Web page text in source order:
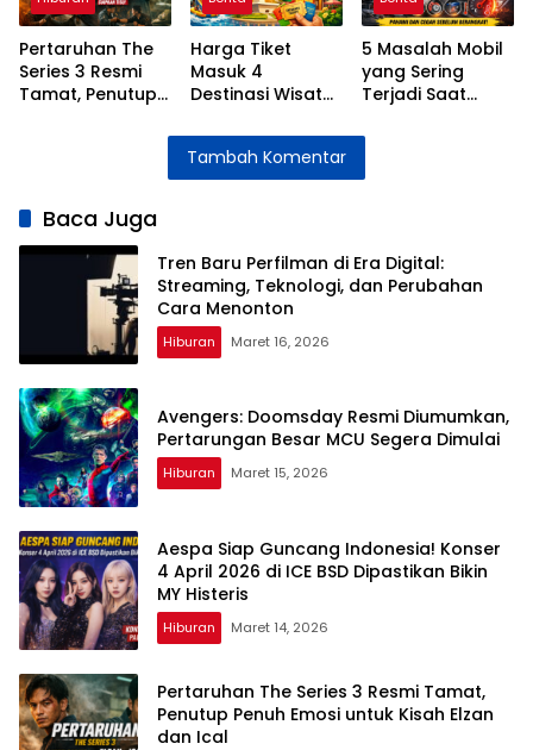
Pertaruhan The
Series 3 Resmi
Tamat, Penutup
Harga Tiket
Masuk 4
Destinasi Wisata
Libur Lebaran
2026
5 Masalah Mobil
yang Sering
Terjadi Saat
Lebaran dan
Mengatasinya
Tambah Komentar
Baca Juga
Tren Baru Perfilman di Era Digital:
Streaming, Teknologi, dan Perubahan
Cara Menonton
Hiburan Maret 16, 2026
Avengers: Doomsday Resmi Diumumkan,
Pertarungan Besar MCU Segera Dimulai
Hiburan Maret 15, 2026
Aespa Siap Guncang Indonesia! Konser
4 April 2026 di ICE BSD Dipastikan Bikin
MY Histeris
Hiburan Maret 14, 2026
Pertaruhan The Series 3 Resmi Tamat,
Penutup Penuh Emosi untuk Kisah Elzan
dan Ical